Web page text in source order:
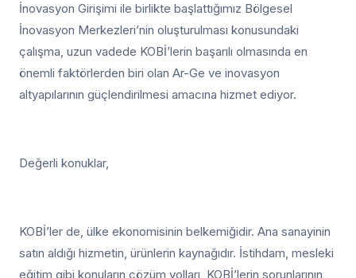
İnovasyon Girişimi ile birlikte başlattığımız Bölgesel
İnovasyon Merkezleri’nin oluşturulması konusundaki
çalışma, uzun vadede KOBİ’lerin başarılı olmasında en
önemli faktörlerden biri olan Ar-Ge ve inovasyon
altyapılarının güçlendirilmesi amacına hizmet ediyor.
Değerli konuklar,
KOBİ’ler de, ülke ekonomisinin belkemiğidir. Ana sanayinin
satın aldığı hizmetin, ürünlerin kaynağıdır. İstihdam, mesleki
eğitim gibi konuların çözüm yolları, KOBİ’lerin sorunlarının